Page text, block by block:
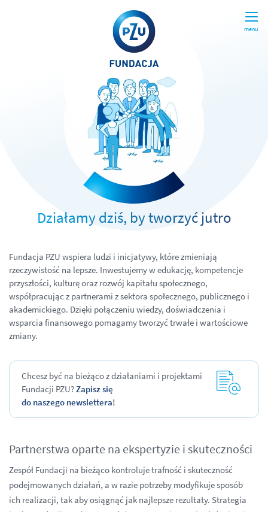
menu
Działamy dziś, by tworzyć jutro
Fundacja PZU wspiera ludzi i inicjatywy, które zmieniają
rzeczywistość na lepsze. Inwestujemy w edukację, kompetencje
przyszłości, kulturę oraz rozwój kapitału społecznego,
współpracując z partnerami z sektora społecznego, publicznego i
akademickiego. Dzięki połączeniu wiedzy, doświadczenia i
wsparcia finansowego pomagamy tworzyć trwałe i wartościowe
zmiany.
Chcesz być na bieżąco z działaniami i projektami
Fundacji PZU?Zapisz się
do naszego newslettera!
Partnerstwa oparte na ekspertyzie i skuteczności
Zespół Fundacji na bieżąco kontroluje trafność i skuteczność
podejmowanych działań, a w razie potrzeby modyfikuje sposób
ich realizacji, tak aby osiągnąć jak najlepsze rezultaty. Strategia